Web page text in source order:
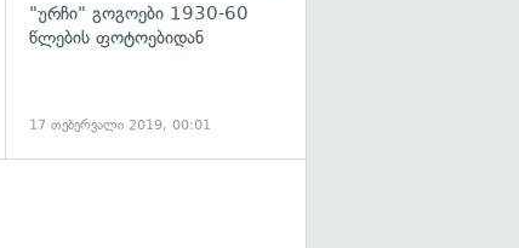
"ურჩი" გოგოები 1930-60
წლების ფოტოებიდან
17 თებერვალი 2019, 00:01